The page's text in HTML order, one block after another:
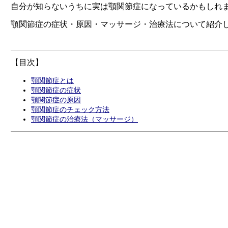
自分が知らないうちに実は顎関節症になっているかもしれ
顎関節症の症状・原因・マッサージ・治療法について紹介
【目次】
顎関節症とは
顎関節症の症状
顎関節症の原因
顎関節症のチェック方法
顎関節症の治療法（マッサージ）